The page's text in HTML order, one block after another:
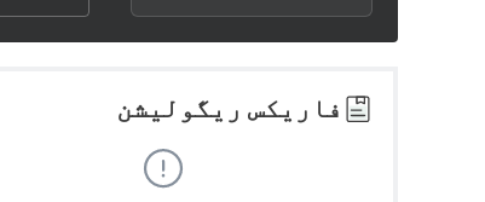
2
3
8
9
1
2
فاریکس ریگولیشن